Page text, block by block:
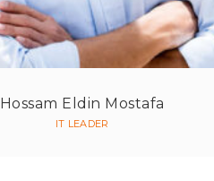
Hossam Eldin Mostafa
IT LEADER